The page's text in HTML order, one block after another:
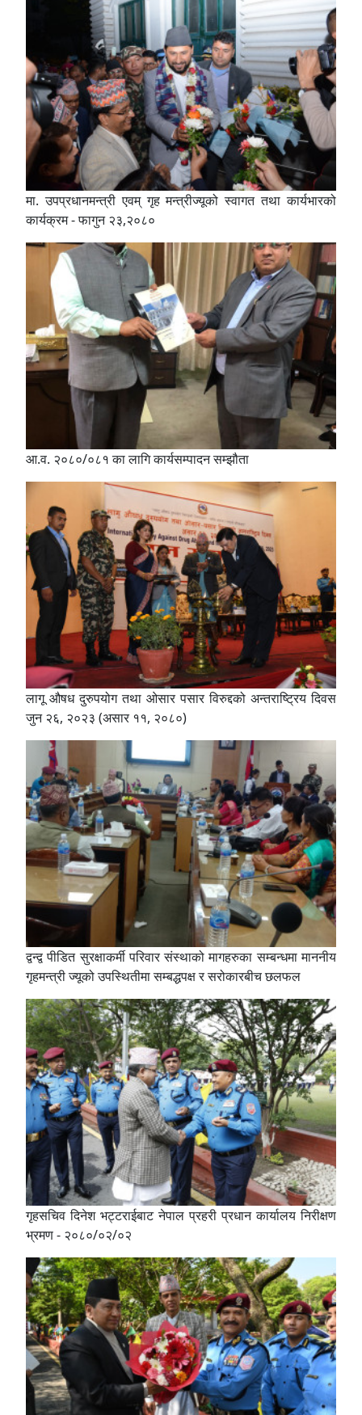
मा. उपप्रधानमन्त्री एवम् गृह मन्त्रीज्यूको स्वागत तथा कार्यभारको
कार्यक्रम - फागुन २३,२०८०
आ.व. २०८०/०८१ का लागि कार्यसम्पादन सम्झौता
लागू औषध दुरुपयोग तथा ओसार पसार विरुद्दको अन्तराष्ट्रिय दिवस
जुन २६, २०२३ (असार ११, २०८०)
द्वन्द्व पीडित सुरक्षाकर्मी परिवार संस्थाको मागहरुका सम्बन्धमा माननीय
गृहमन्त्री ज्यूको उपस्थितीमा सम्बद्धपक्ष र सरोकारबीच छलफल
गृहसचिव दिनेश भट्टराईबाट नेपाल प्रहरी प्रधान कार्यालय निरीक्षण
भ्रमण - २०८०/०२/०२